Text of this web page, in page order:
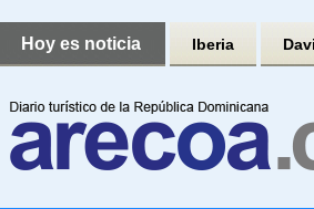
Hoy es noticia Iberia